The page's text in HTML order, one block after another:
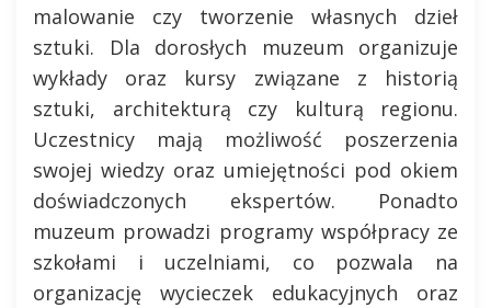
malowanie czy tworzenie własnych dzieł
sztuki. Dla dorosłych muzeum organizuje
wykłady oraz kursy związane z historią
sztuki, architekturą czy kulturą regionu.
Uczestnicy mają możliwość poszerzenia
swojej wiedzy oraz umiejętności pod okiem
doświadczonych ekspertów. Ponadto
muzeum prowadzi programy współpracy ze
szkołami i uczelniami, co pozwala na
organizację wycieczek edukacyjnych oraz